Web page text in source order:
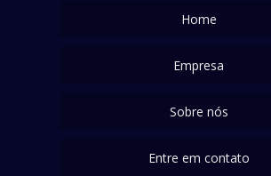
Home
Empresa
Sobre nós
Entre em contato